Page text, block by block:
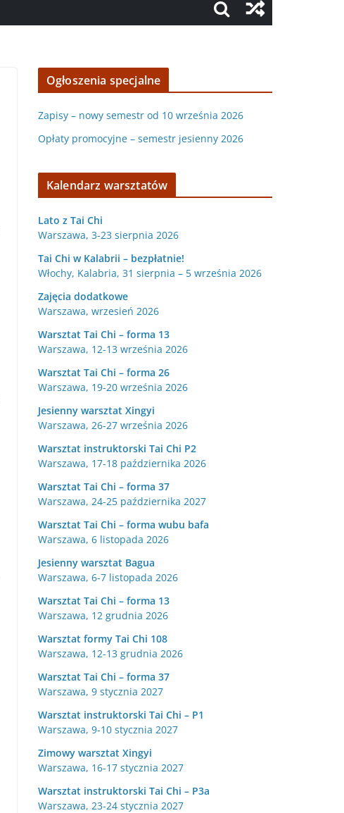
Ogłoszenia specjalne
Zapisy – nowy semestr od 10 września 2026
Opłaty promocyjne – semestr jesienny 2026
Kalendarz warsztatów
Lato z Tai Chi
Warszawa, 3-23 sierpnia 2026
Tai Chi w Kalabrii – bezpłatnie!
Włochy, Kalabria, 31 sierpnia – 5 września 2026
Zajęcia dodatkowe
Warszawa, wrzesień 2026
Warsztat Tai Chi – forma 13
Warszawa, 12-13 września 2026
Warsztat Tai Chi – forma 26
Warszawa, 19-20 września 2026
Jesienny warsztat Xingyi
Warszawa, 26-27 września 2026
Warsztat instruktorski Tai Chi P2
Warszawa, 17-18 października 2026
Warsztat Tai Chi – forma 37
Warszawa, 24-25 października 2027
Warsztat Tai Chi – forma wubu bafa
Warszawa, 6 listopada 2026
Jesienny warsztat Bagua
Warszawa, 6-7 listopada 2026
Warsztat Tai Chi – forma 13
Warszawa, 12 grudnia 2026
Warsztat formy Tai Chi 108
Warszawa, 12-13 grudnia 2026
Warsztat Tai Chi – forma 37
Warszawa, 9 stycznia 2027
Warsztat instruktorski Tai Chi – P1
Warszawa, 9-10 stycznia 2027
Zimowy warsztat Xingyi
Warszawa, 16-17 stycznia 2027
Warsztat instruktorski Tai Chi – P3a
Warszawa, 23-24 stycznia 2027